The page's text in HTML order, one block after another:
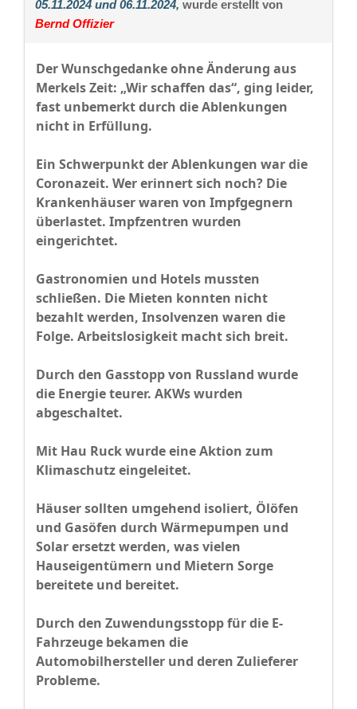
05.11.2024 und 06.11.2024, wurde erstellt von
Bernd Offizier
Der Wunschgedanke ohne Änderung aus
Merkels Zeit: „Wir schaffen das“, ging leider,
fast unbemerkt durch die Ablenkungen
nicht in Erfüllung.
Ein Schwerpunkt der Ablenkungen war die
Coronazeit. Wer erinnert sich noch? Die
Krankenhäuser waren von Impfgegnern
überlastet. Impfzentren wurden
eingerichtet.
Gastronomien und Hotels mussten
schließen. Die Mieten konnten nicht
bezahlt werden, Insolvenzen waren die
Folge. Arbeitslosigkeit macht sich breit.
Durch den Gasstopp von Russland wurde
die Energie teurer. AKWs wurden
abgeschaltet.
Mit Hau Ruck wurde eine Aktion zum
Klimaschutz eingeleitet.
Häuser sollten umgehend isoliert, Ölöfen
und Gasöfen durch Wärmepumpen und
Solar ersetzt werden, was vielen
Hauseigentümern und Mietern Sorge
bereitete und bereitet.
Durch den Zuwendungsstopp für die E-
Fahrzeuge bekamen die
Automobilhersteller und deren Zulieferer
Probleme.